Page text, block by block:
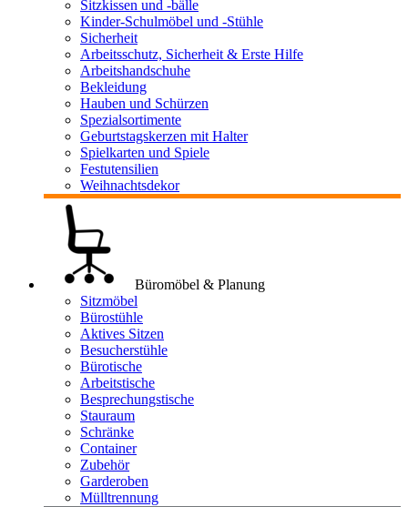
Sitzkissen und -bälle
Kinder-Schulmöbel und -Stühle
Sicherheit
Arbeitsschutz, Sicherheit & Erste Hilfe
Arbeitshandschuhe
Bekleidung
Hauben und Schürzen
Spezialsortimente
Geburtstagskerzen mit Halter
Spielkarten und Spiele
Festutensilien
Weihnachtsdekor
Büromöbel & Planung
Sitzmöbel
Bürostühle
Aktives Sitzen
Besucherstühle
Bürotische
Arbeitstische
Besprechungstische
Stauraum
Schränke
Container
Zubehör
Garderoben
Mülltrennung